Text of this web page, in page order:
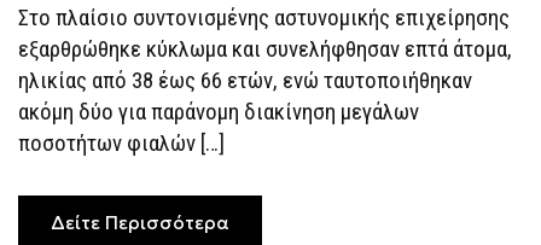
ΜΕΓΆΛΩΝ
ΠΟΣΟΤΉΤΩΝ
ΦΡΕΌΝ
ΤΗΝ
ΑΛΒΑΝΊΑ.
Στο πλαίσιο συντονισμένης αστυνομικής επιχείρησης
εξαρθρώθηκε κύκλωμα και συνελήφθησαν επτά άτομα,
ηλικίας από 38 έως 66 ετών, ενώ ταυτοποιήθηκαν
ακόμη δύο για παράνομη διακίνηση μεγάλων
ποσοτήτων φιαλών […]
Δείτε Περισσότερα